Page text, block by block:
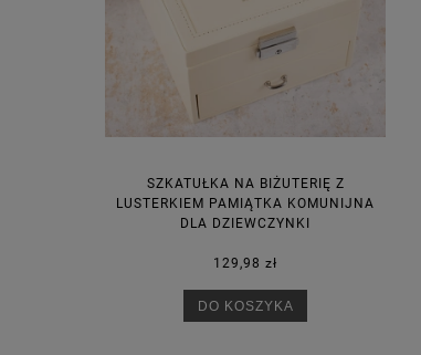
SZKATUŁKA NA BIŻUTERIĘ Z
LUSTERKIEM PAMIĄTKA KOMUNIJNA
DLA DZIEWCZYNKI
129,98 zł
DO KOSZYKA